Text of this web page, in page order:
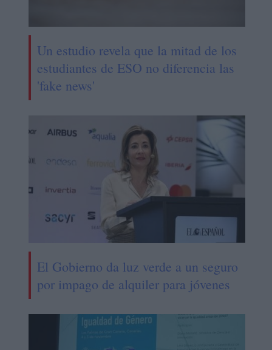
Un estudio revela que la mitad de los
estudiantes de ESO no diferencia las
'fake news'
El Gobierno da luz verde a un seguro
por impago de alquiler para jóvenes